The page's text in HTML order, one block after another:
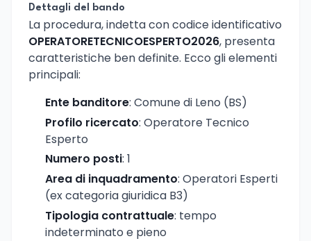
Dettagli del bando
La procedura, indetta con codice identificativo
OPERATORETECNICOESPERTO2026, presenta
caratteristiche ben definite. Ecco gli elementi
principali:
Ente banditore: Comune di Leno (BS)
Profilo ricercato: Operatore Tecnico
Esperto
Numero posti: 1
Area di inquadramento: Operatori Esperti
(ex categoria giuridica B3)
Tipologia contrattuale: tempo
indeterminato e pieno